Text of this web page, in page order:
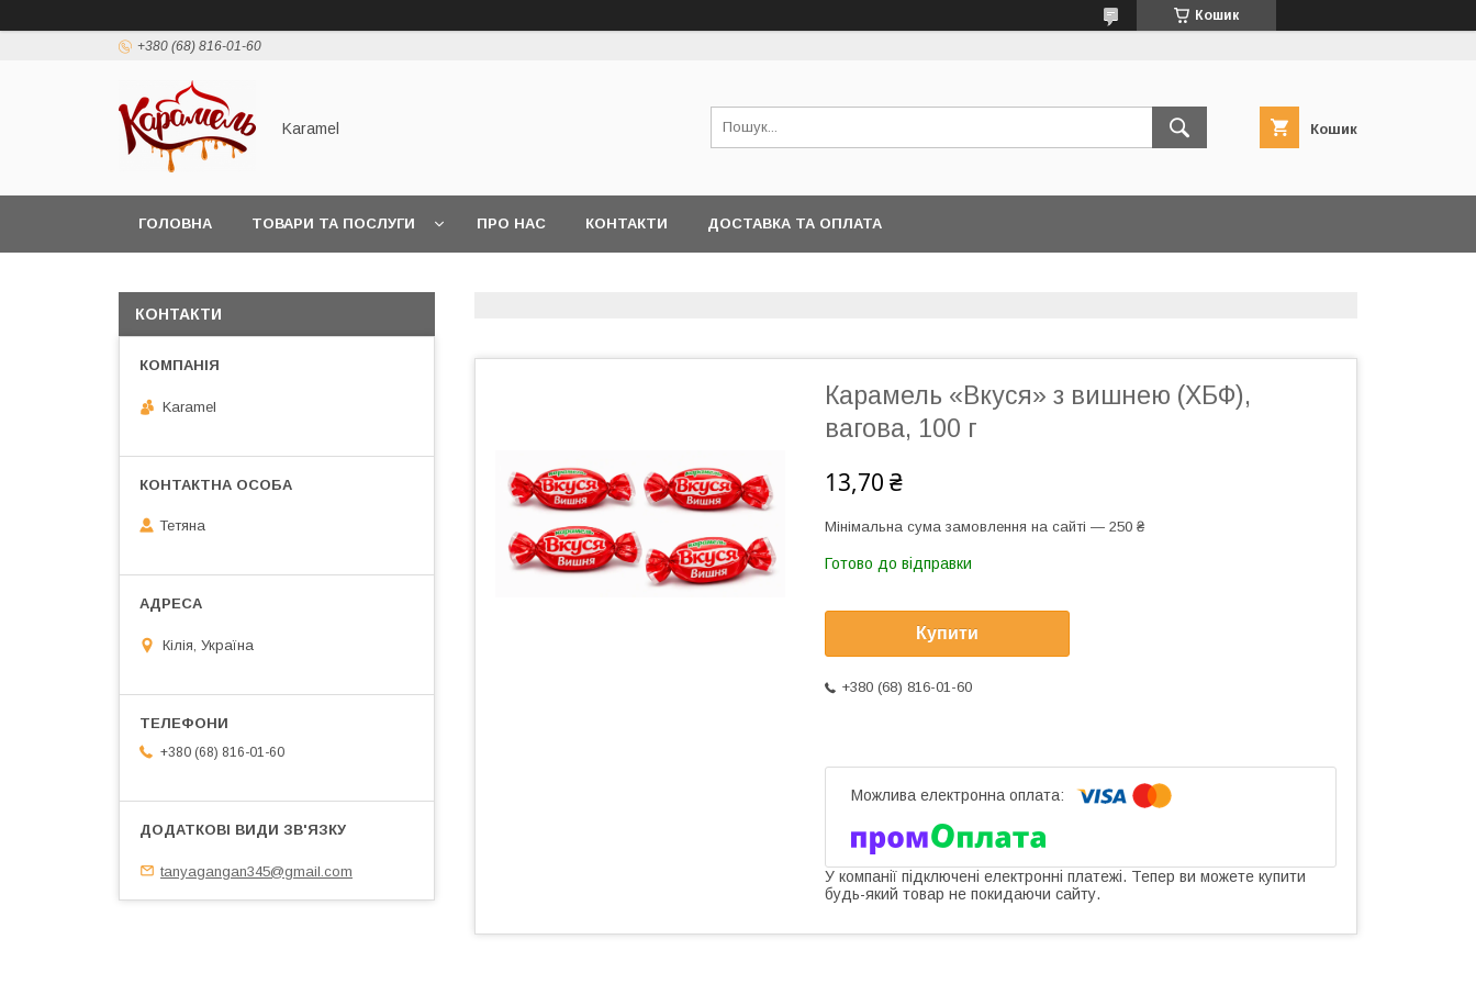
Кошик
+380 (68) 816-01-60
Karamel Кошик
ГОЛОВНА ТОВАРИ ТА ПОСЛУГИ ПРО НАС КОНТАКТИ ДОСТАВКА ТА ОПЛАТА
Карамель «Вкуся» з вишнею (ХБФ),
вагова, 100 г
13,70 ₴
Мінімальна сума замовлення на сайті — 250 ₴
Готово до відправки
Купити
+380 (68) 816-01-60
У компанії підключені електронні платежі. Тепер ви можете купити
будь-який товар не покидаючи сайту.
КОНТАКТИ
Karamel
Тетяна
Кілія, Україна
+380 (68) 816-01-60
tanyagangan345@gmail.com